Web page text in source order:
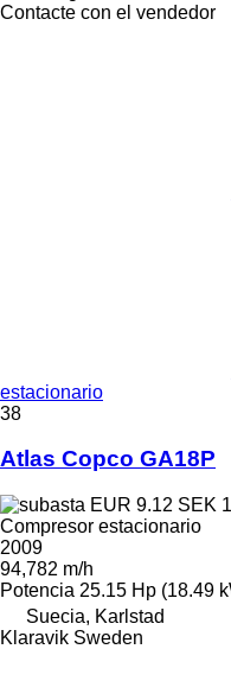
Contacte con el vendedor
estacionario
38
Atlas Copco GA18P
EUR 9.12 SEK
Compresor estacionario
2009
94,782 m/h
Potencia 25.15 Hp (18.49
Suecia, Karlstad
Klaravik Sweden